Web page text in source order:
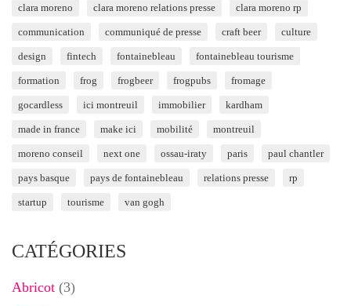
clara moreno clara moreno relations presse clara moreno rp
communication communiqué de presse craft beer culture
design fintech fontainebleau fontainebleau tourisme
formation frog frogbeer frogpubs fromage
gocardless ici montreuil immobilier kardham
made in france make ici mobilité montreuil
moreno conseil next one ossau-iraty paris paul chantler
pays basque pays de fontainebleau relations presse rp
startup tourisme van gogh
CATÉGORIES
Abricot (3)